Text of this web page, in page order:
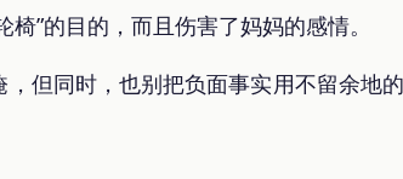
”的目的，而且伤害了妈妈的感情。
但同时，也别把负面事实用不留余地